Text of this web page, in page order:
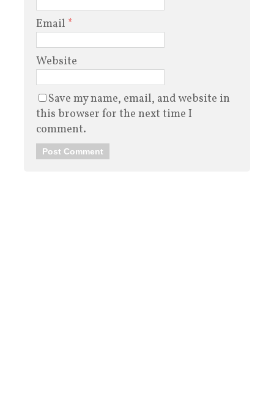
Email *
Website
Save my name, email, and website in
this browser for the next time I
comment.